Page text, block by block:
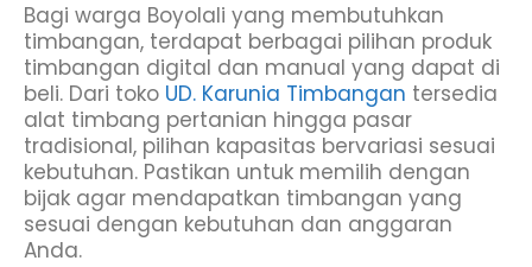
Bagi warga Boyolali yang membutuhkan
timbangan, terdapat berbagai pilihan produk
timbangan digital dan manual yang dapat di
beli. Dari toko UD. Karunia Timbangan tersedia
alat timbang pertanian hingga pasar
tradisional, pilihan kapasitas bervariasi sesuai
kebutuhan. Pastikan untuk memilih dengan
bijak agar mendapatkan timbangan yang
sesuai dengan kebutuhan dan anggaran
Anda.